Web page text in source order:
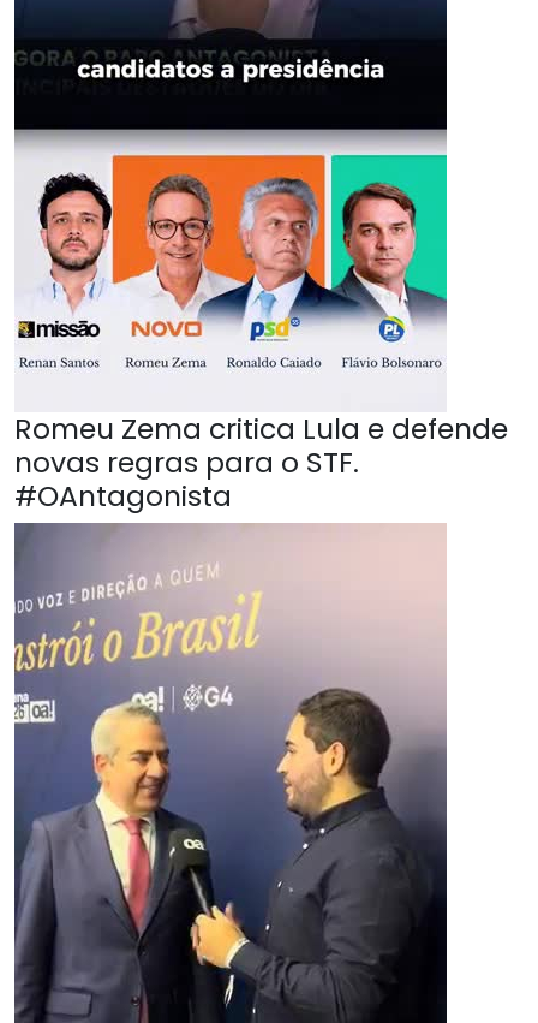
Romeu Zema critica Lula e defende
novas regras para o STF.
#OAntagonista